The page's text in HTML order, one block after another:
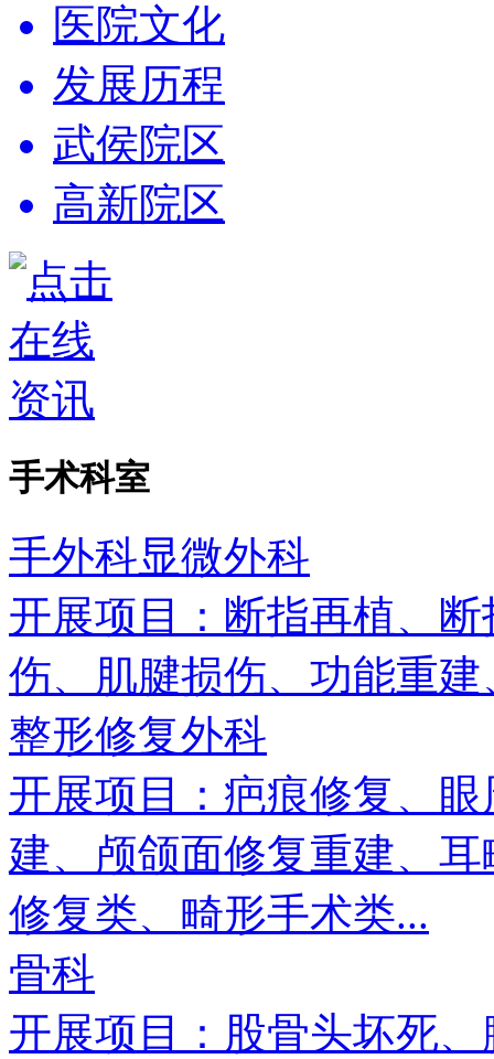
医院文化
发展历程
武侯院区
高新院区
手术科室
手外科显微外科
开展项目：断指再植、
伤、肌腱损伤、功能重
整形修复外科
开展项目：疤痕修复、
建、颅颌面修复重建、
修复类、畸形手术类...
骨科
开展项目：股骨头坏死